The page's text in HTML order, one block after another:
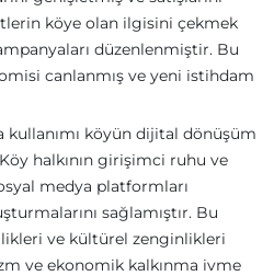
köye olan ilgisini çekmek
düzenlenmiştir. Bu
canlanmış ve yeni istihdam
kullanımı köyün dijital dönüşüm
halkının girişimci ruhu ve
medya platformları
sağlamıştır. Bu
ve kültürel zenginlikleri
ve ekonomik kalkınma ivme